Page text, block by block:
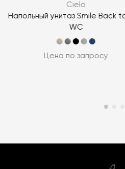
Cielo
Напольный унитаз Smile Back
WC
Цена по запросу